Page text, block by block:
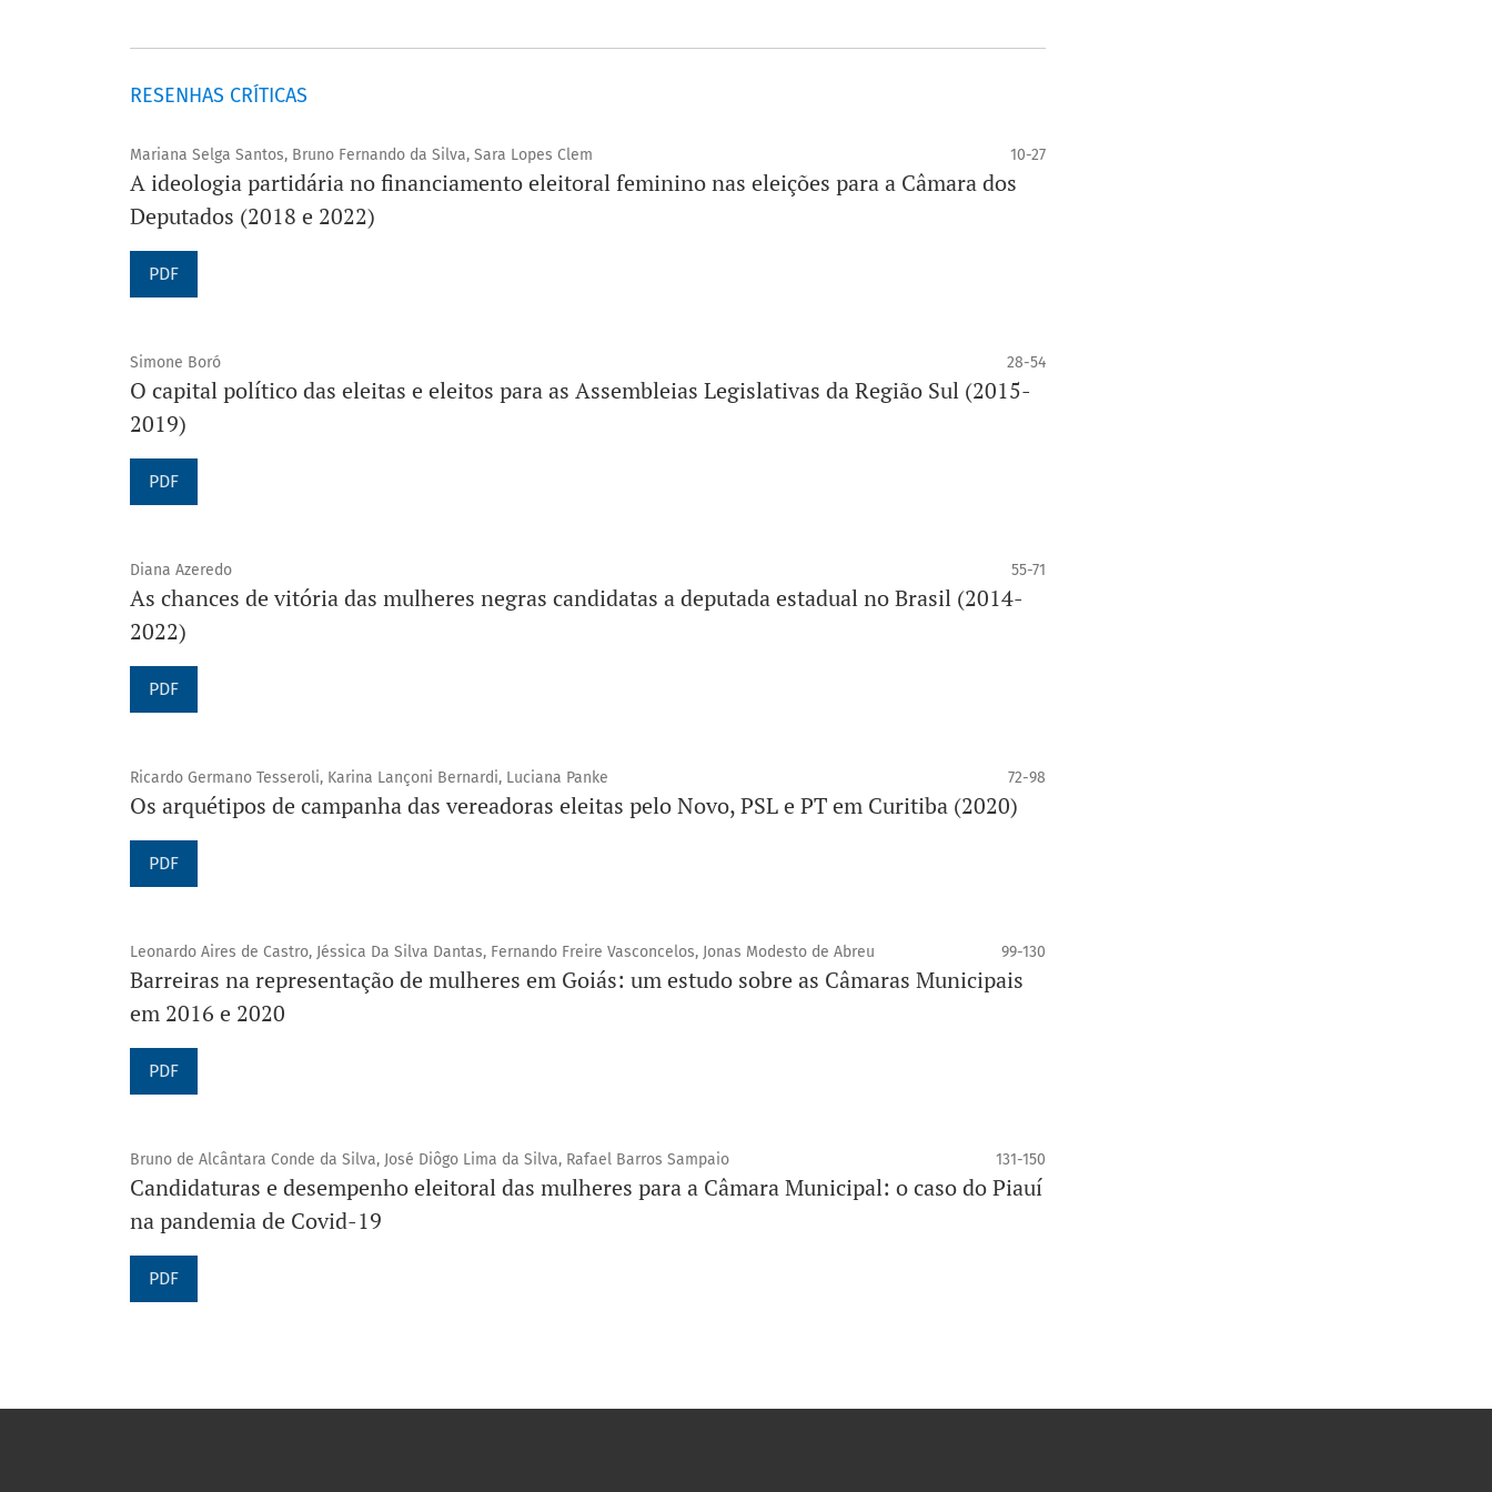
RESENHAS CRÍTICAS
Mariana Selga Santos, Bruno Fernando da Silva, Sara Lopes Clem 10-27
A ideologia partidária no financiamento eleitoral feminino nas eleições para a Câmara dos
Deputados (2018 e 2022)
PDF
Simone Boró 28-54
O capital político das eleitas e eleitos para as Assembleias Legislativas da Região Sul (2015-
2019)
PDF
Diana Azeredo 55-71
As chances de vitória das mulheres negras candidatas a deputada estadual no Brasil (2014-
2022)
PDF
Ricardo Germano Tesseroli, Karina Lançoni Bernardi, Luciana Panke 72-98
Os arquétipos de campanha das vereadoras eleitas pelo Novo, PSL e PT em Curitiba (2020)
PDF
Leonardo Aires de Castro, Jéssica Da Silva Dantas, Fernando Freire Vasconcelos, Jonas Modesto de Abreu 99-130
Barreiras na representação de mulheres em Goiás: um estudo sobre as Câmaras Municipais
em 2016 e 2020
PDF
Bruno de Alcântara Conde da Silva, José Diôgo Lima da Silva, Rafael Barros Sampaio 131-150
Candidaturas e desempenho eleitoral das mulheres para a Câmara Municipal: o caso do Piauí
na pandemia de Covid-19
PDF